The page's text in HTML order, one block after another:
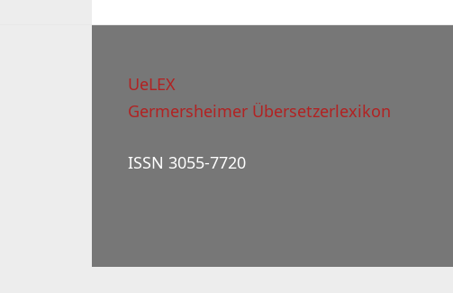
UeLEX
Germersheimer Übersetzerlexikon
ISSN 3055-7720